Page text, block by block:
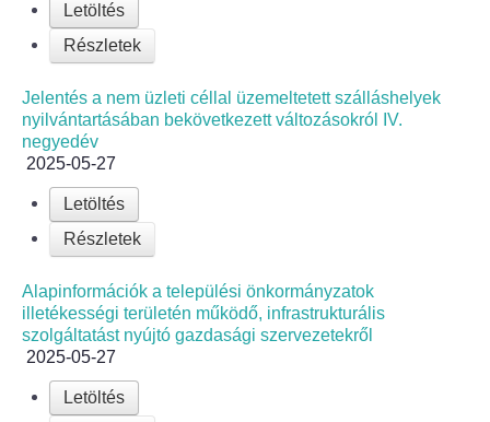
Letöltés
Részletek
Jelentés a nem üzleti céllal üzemeltetett szálláshelyek
nyilvántartásában bekövetkezett változásokról IV.
negyedév
2025-05-27
Letöltés
Részletek
Alapinformációk a települési önkormányzatok
illetékességi területén működő, infrastrukturális
szolgáltatást nyújtó gazdasági szervezetekről
2025-05-27
Letöltés